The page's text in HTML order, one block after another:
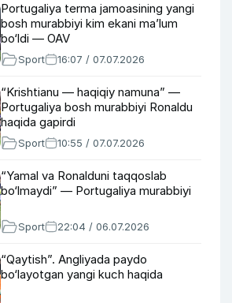
Portugaliya terma jamoasining yangi
bosh murabbiyi kim ekani ma’lum
bo‘ldi — OAV
Sport 16:07 / 07.07.2026
“Krishtianu — haqiqiy namuna” —
Portugaliya bosh murabbiyi Ronaldu
haqida gapirdi
Sport 10:55 / 07.07.2026
“Yamal va Ronalduni taqqoslab
bo‘lmaydi” — Portugaliya murabbiyi
Sport 22:04 / 06.07.2026
“Qaytish”. Angliyada paydo
bo‘layotgan yangi kuch haqida